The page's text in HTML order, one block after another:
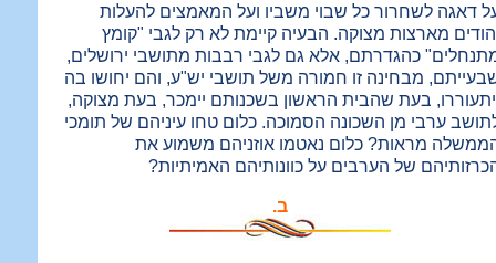
דאגה לשחרור כל שבוי משביו ועל המאמצים להעלות
מארצות מצוקה. הבעיה קיימת לא רק לגבי "קומץ
כהגדרתם, אלא גם לגבי רבבות מתושבי ירושלים,
מבחינה זו חמורה משל תושבי יש"ע, והם יחושו בה
בעת שהבית הראשון בשכנותם יימכר, בעת מצוקה,
ערבי מן השכונה הסמוכה. כלום טחו עיניהם של תומכי
מראות? כלום נאטמו אוזניהם משמוע את
של הערבים על כוונותיהם האמיתיות?
ב.